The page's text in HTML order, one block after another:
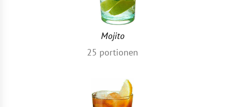
Mojito
25 portionen